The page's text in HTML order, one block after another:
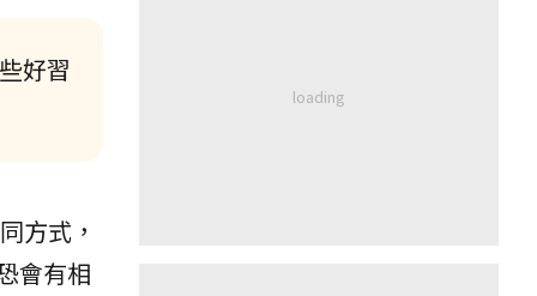
好習
方式，
會有相